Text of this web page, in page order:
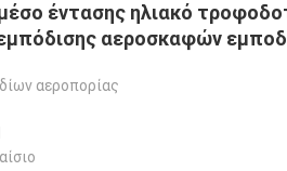
έντασης ηλιακό
αεροσκαφών
αεροπορίας